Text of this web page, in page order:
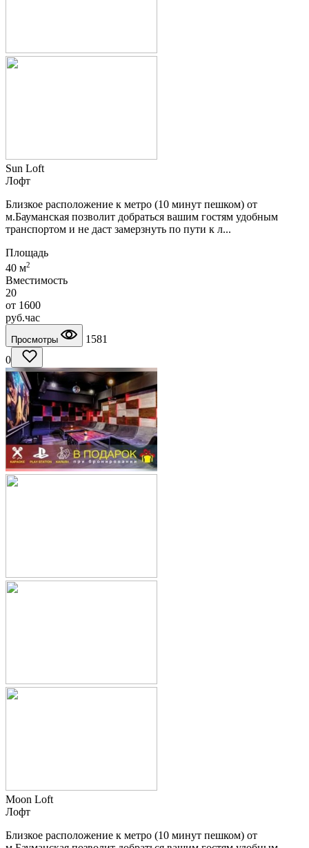
Sun Loft
Лофт
Близкое расположение к метро (10 минут пешком) от
м.Бауманская позволит добраться вашим гостям удобным
транспортом и не даст замерзнуть по пути к л...
Площадь
40 м2
Вместимость
20
от 1600
руб.час
Просмотры
1581
0
Moon Loft
Лофт
Близкое расположение к метро (10 минут пешком) от